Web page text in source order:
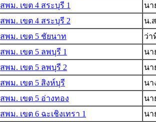
สพม. เขต 4 สระบุรี 1
นา
สพม. เขต 4 สระบุรี 2
น.
สพม. เขต 5 ชัยนาท
ว่า
สพม. เขต 5 ลพบุรี 1
น
สพม. เขต 5 ลพบุรี 2
นา
สพม. เขต 5 สิงห์บุรี
นา
สพม. เขต 5 อ่างทอง
นา
สพม. เขต 6 ฉะเชิงเทรา 1
น